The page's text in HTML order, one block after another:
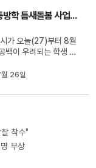
무 역량을 쌓게 됩니다.
광주특별시, '초등방학 틈새돌봄 사업' 추진
가 오늘(27)부터 8월
백이 우려되는 학생 4
혔습니다.이를 위해
개소를 '틈새돌봄센
26일
착수"
부상